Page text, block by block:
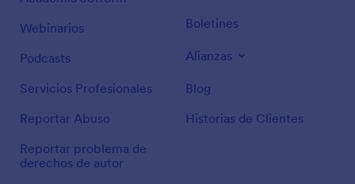
Webinarios
Podcasts
Servicios Profesionales
Reportar Abuso
Reportar problema de
derechos de autor
Boletines
Alianzas
Blog
Historias de Clientes